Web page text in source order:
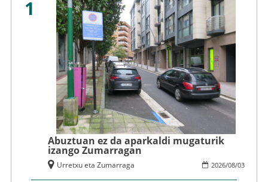
1
Abuztuan ez da aparkaldi mugaturik
izango Zumarragan
2026/08/03
Urretxu eta Zumarraga